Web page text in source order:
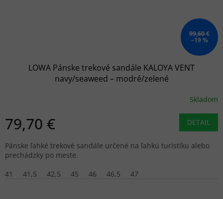
99,60 €
–19 %
LOWA Pánske trekové sandále KALOYA VENT
navy/seaweed – modré/zelené
Skladom
79,70 € DETAIL
Pánske ľahké trekové sandále určené na ľahkú turistiku alebo
prechádzky po meste.
41
41,5 42,5 45 46 46,5 47